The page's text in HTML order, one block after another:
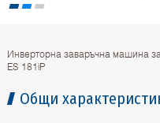
Инверторна заваръчна машина
ES 181iP
Общи